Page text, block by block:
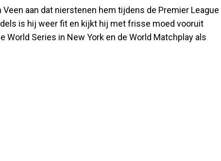
Veen aan dat nierstenen hem tijdens de Premier League
is hij weer fit en kijkt hij met frisse moed vooruit
World Series in New York en de World Matchplay als